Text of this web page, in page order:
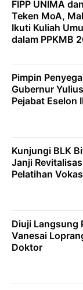
FIPP UNIMA
Teken MoA,
Ikuti Kuliah
dalam PPKMB
Pimpin
Gubernur
Pejabat Eselon
Kunjungi BLK
Janji
Pelatihan
Diuji Langsung
Vanesai
Doktor